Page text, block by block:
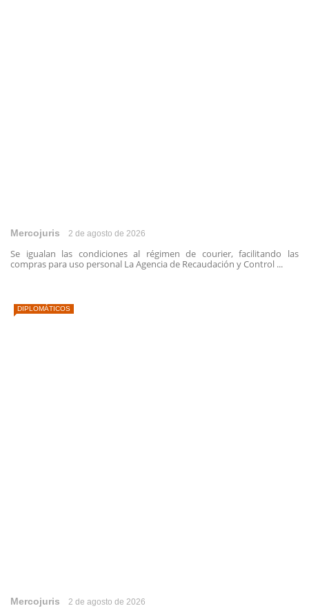
Mercojuris 2 de agosto de 2026
Se igualan las condiciones al régimen de courier, facilitando las
compras para uso personal La Agencia de Recaudación y Control ...
DIPLOMÁTICOS
Mercojuris 2 de agosto de 2026